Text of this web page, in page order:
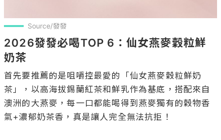
Source/發發
2026發發必喝TOP 6：仙女燕麥穀粒鮮
奶茶
首先要推薦的是咀嚼控最愛的「仙女燕麥穀粒鮮奶
茶」，以高海拔錫蘭紅茶和鮮乳作為基底，搭配來自
澳洲的大燕麥，每一口都能喝得到燕麥獨有的穀物香
氣+濃郁奶茶香，真是讓人完全無法抗拒！